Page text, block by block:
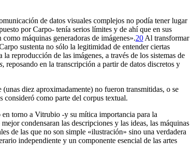
de datos visuales complejos no podía tener lugar
por Carpo- tenía serios límites y de ahí que en sus
máquinas generadoras de imágenes».20 Al transformar
sustenta no sólo la legitimidad de entender ciertas
reproducción de las imágenes, a través de los sistemas de
, reposando en la transcripción a partir de datos discretos y
diez aproximadamente) no fueron transmitidas, o se
consideró como parte del corpus textual.
torno a Vitrubio -y su mítica importancia para la
condensaran las descripciones y las ideas, las máquinas
de las que no son simple «ilustración» sino una verdadera
independiente y un componente esencial de las artes